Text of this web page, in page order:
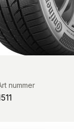
nummer